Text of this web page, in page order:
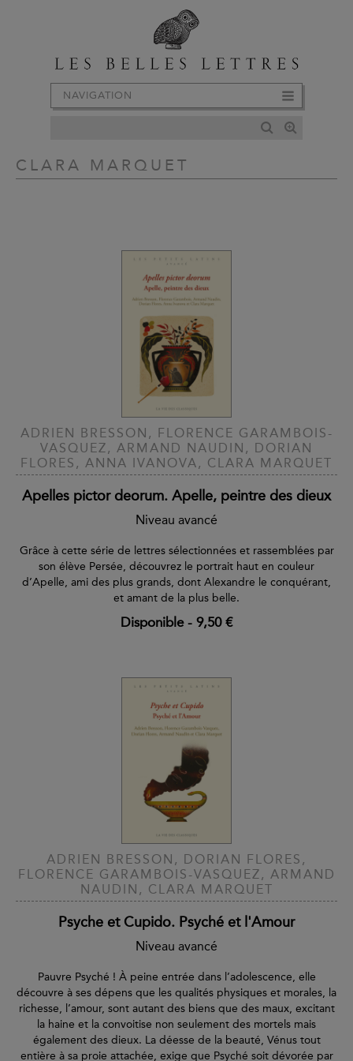
NAVIGATION
CLARA MARQUET
ADRIEN BRESSON, FLORENCE GARAMBOIS-
VASQUEZ, ARMAND NAUDIN, DORIAN
FLORES, ANNA IVANOVA, CLARA MARQUET
Apelles pictor deorum. Apelle, peintre des dieux
Niveau avancé
Grâce à cette série de lettres sélectionnées et rassemblées par
son élève Persée, découvrez le portrait haut en couleur
d’Apelle, ami des plus grands, dont Alexandre le conquérant,
et amant de la plus belle.
Disponible- 9,50 €
ADRIEN BRESSON, DORIAN FLORES,
FLORENCE GARAMBOIS-VASQUEZ, ARMAND
NAUDIN, CLARA MARQUET
Psyche et Cupido. Psyché et l'Amour
Niveau avancé
Pauvre Psyché ! À peine entrée dans l’adolescence, elle
découvre à ses dépens que les qualités physiques et morales, la
richesse, l’amour, sont autant des biens que des maux, excitant
la haine et la convoitise non seulement des mortels mais
également des dieux. La déesse de la beauté, Vénus tout
entière à sa proie attachée, exige que Psyché soit dévorée par